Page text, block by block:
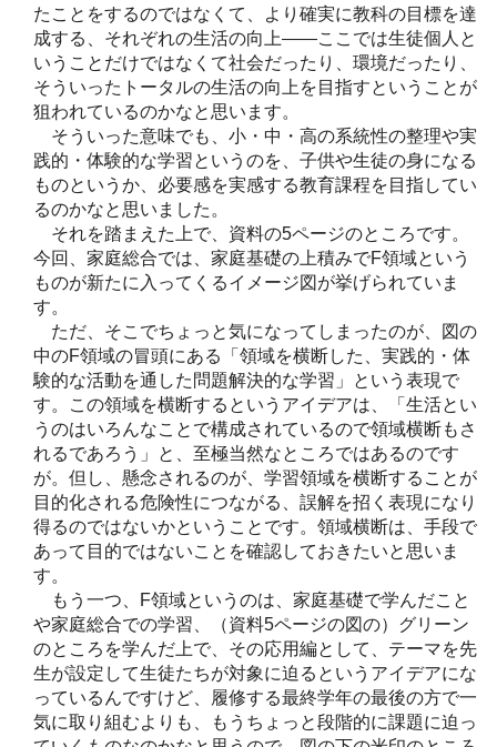
たことをするのではなくて、より確実に教科の目標を達
成する、それぞれの生活の向上――ここでは生徒個人と
いうことだけではなくて社会だったり、環境だったり、
そういったトータルの生活の向上を目指すということが
狙われているのかなと思います。
そういった意味でも、小・中・高の系統性の整理や実
践的・体験的な学習というのを、子供や生徒の身になる
ものというか、必要感を実感する教育課程を目指してい
るのかなと思いました。
それを踏まえた上で、資料の5ページのところです。
今回、家庭総合では、家庭基礎の上積みでF領域という
ものが新たに入ってくるイメージ図が挙げられていま
す。
ただ、そこでちょっと気になってしまったのが、図の
中のF領域の冒頭にある「領域を横断した、実践的・体
験的な活動を通した問題解決的な学習」という表現で
す。この領域を横断するというアイデアは、「生活とい
うのはいろんなことで構成されているので領域横断もさ
れるであろう」と、至極当然なところではあるのです
が。但し、懸念されるのが、学習領域を横断することが
目的化される危険性につながる、誤解を招く表現になり
得るのではないかということです。領域横断は、手段で
あって目的ではないことを確認しておきたいと思いま
す。
もう一つ、F領域というのは、家庭基礎で学んだこと
や家庭総合での学習、（資料5ページの図の）グリーン
のところを学んだ上で、その応用編として、テーマを先
生が設定して生徒たちが対象に迫るというアイデアにな
っているんですけど、履修する最終学年の最後の方で一
気に取り組むよりも、もうちょっと段階的に課題に迫っ